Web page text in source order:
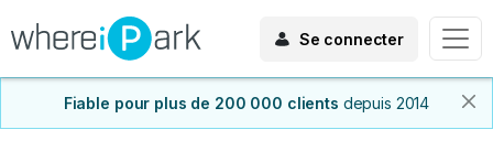
Se connecter
Fiable pour plus de 200 000 clients depuis 2014